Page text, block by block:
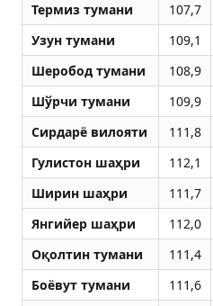
Термиз тумани
107,7
Узун тумани
109,1
Шеробод тумани
108,9
Шўрчи тумани
109,9
Сирдарё вилояти
111,8
Гулистон шаҳри
112,1
Ширин шаҳри
111,7
Янгийер шаҳри
112,0
Оқолтин тумани
111,4
Боёвут тумани
111,6